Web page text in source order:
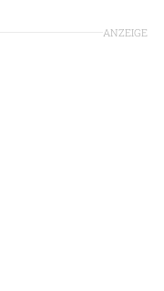
ANZEIGE